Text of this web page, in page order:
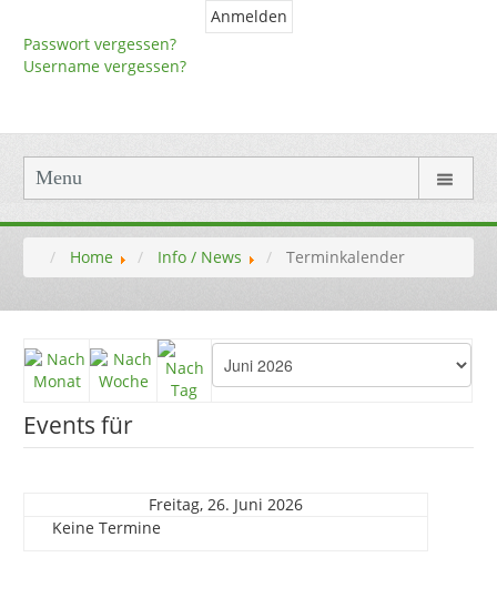
Passwort vergessen?
Username vergessen?
Menu
Home Info / News Terminkalender
Events für
Freitag, 26. Juni 2026
Keine Termine